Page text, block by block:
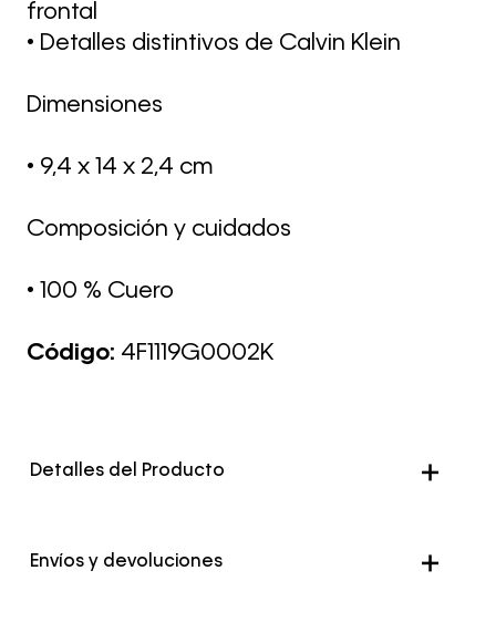
frontal
• Detalles distintivos de Calvin Klein
Dimensiones
• 9,4 x 14 x 2,4 cm
Composición y cuidados
• 100 % Cuero
Código: 4F1119G0002K
Detalles del Producto
Color Multicolor
Envíos y devoluciones